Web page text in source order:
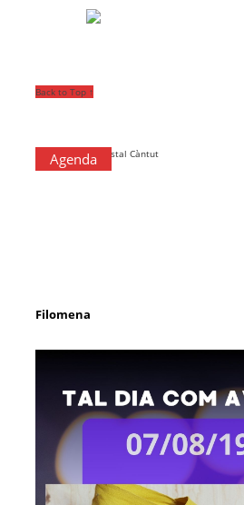
Back to Top ↑
Agenda
Filomena